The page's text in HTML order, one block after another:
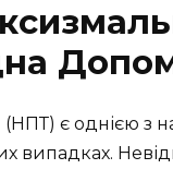
(НПТ) є однією з
випадках.